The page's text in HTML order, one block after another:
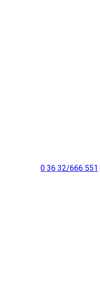
0 36 32/666 551